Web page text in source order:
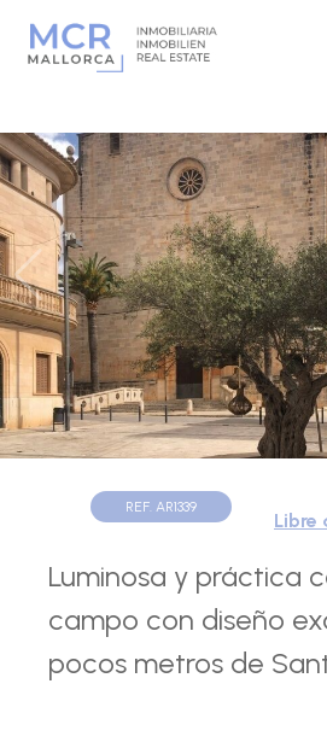
REF. AR1339
Libre
Luminosa y práctica
campo con diseño
pocos metros de